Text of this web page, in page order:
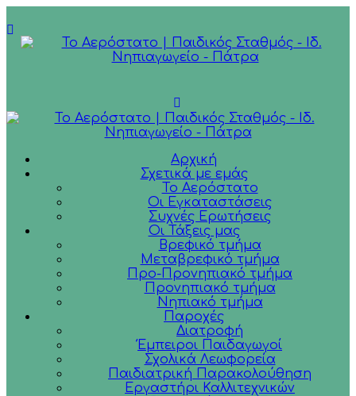
Αρχική
Σχετικά με εμάς
Το Αερόστατο
Οι Εγκαταστάσεις
Συχνές Ερωτήσεις
Οι Τάξεις μας
Βρεφικό τμήμα
Μεταβρεφικό τμήμα
Προ-Προνηπιακό τμήμα
Προνηπιακό τμήμα
Νηπιακό τμήμα
Παροχές
Διατροφή
Έμπειροι Παιδαγωγοί
Σχολικά Λεωφορεία
Παιδιατρική Παρακολούθηση
Εργαστήρι Καλλιτεχνικών